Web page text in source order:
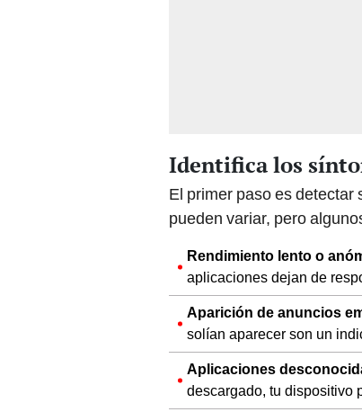
Identifica los
El primer paso es
pueden variar, pero
Rendimiento lento o
aplicaciones dejan de
Aparición de anuncios
solían aparecer son un
Aplicaciones
descargado, tu dispositivo